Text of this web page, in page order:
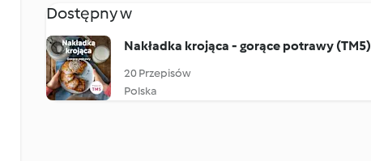
Dostępny w
Nakładka krojąca - gorące potrawy (TM5)
20 Przepisów
Polska